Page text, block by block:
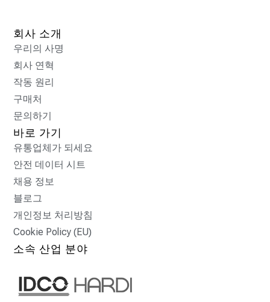
회사 소개
우리의 사명
회사 연혁
작동 원리
구매처
문의하기
바로 가기
유통업체가 되세요
안전 데이터 시트
채용 정보
블로그
개인정보 처리방침
Cookie Policy (EU)
소속 산업 분야